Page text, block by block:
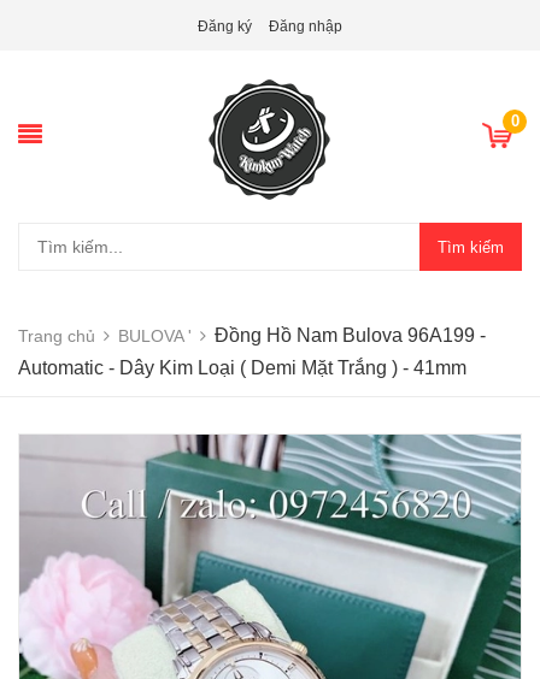
Đăng ký Đăng nhập
0
Tìm kiếm
Trang chủ BULOVA '
Đồng Hồ Nam Bulova 96A199 -
Automatic - Dây Kim Loại ( Demi Mặt Trắng ) - 41mm